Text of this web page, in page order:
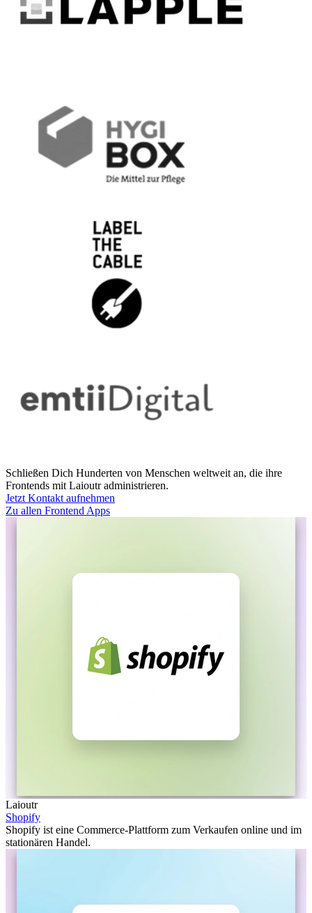
Schließen Dich Hunderten von Menschen weltweit an, die ihre
Frontends mit Laioutr administrieren.
Jetzt Kontakt aufnehmen
Zu allen Frontend Apps
Laioutr
Shopify
Shopify ist eine Commerce-Plattform zum Verkaufen online und im
stationären Handel.